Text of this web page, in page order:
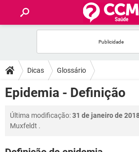
FÓRUM
SAÚDE
FAMÍLIA
Dicas Glossário
Epidemia - Definição
Última modificação:31 de janeiro de
Muxfeldt .